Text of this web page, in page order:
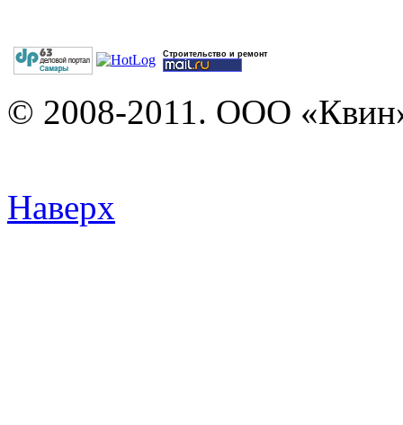
Строительство и ремонт
© 2008-2011. ООО
Наверх